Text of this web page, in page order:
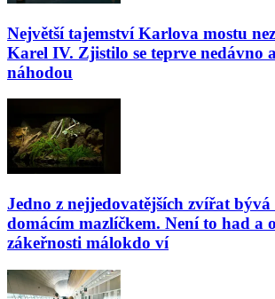
Největší tajemství Karlova mostu
Karel IV. Zjistilo se teprve nedávno
náhodou
Jedno z nejjedovatějších zvířat
domácím mazlíčkem. Není to had a
zákeřnosti málokdo ví